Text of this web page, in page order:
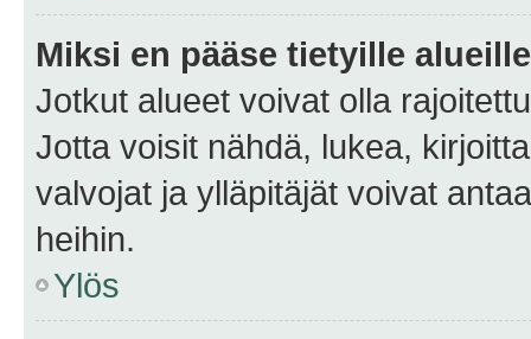
Miksi en pääse tietyille
Jotkut alueet voivat olla
Jotta voisit nähdä, lukea,
valvojat ja ylläpitäjät voivat
heihin.
Ylös